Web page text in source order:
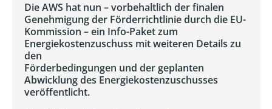
Die AWS hat nun – vorbehaltlich der finalen
Genehmigung der Förderrichtlinie durch die EU-
Kommission – ein Info-Paket zum
Energiekostenzuschuss mit weiteren Details zu
den
Förderbedingungen und der geplanten
Abwicklung des Energiekostenzuschusses
veröffentlicht.